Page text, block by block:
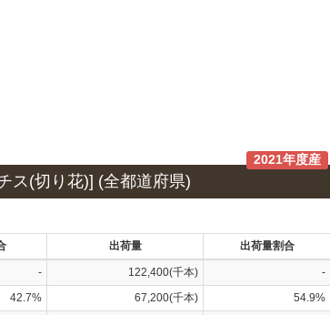
2021年度産
ス(切り花)] (全都道府県)
出荷量 出荷量割合
- 122,400(千本)
-
42.7% 67,200(千本)
54.9%